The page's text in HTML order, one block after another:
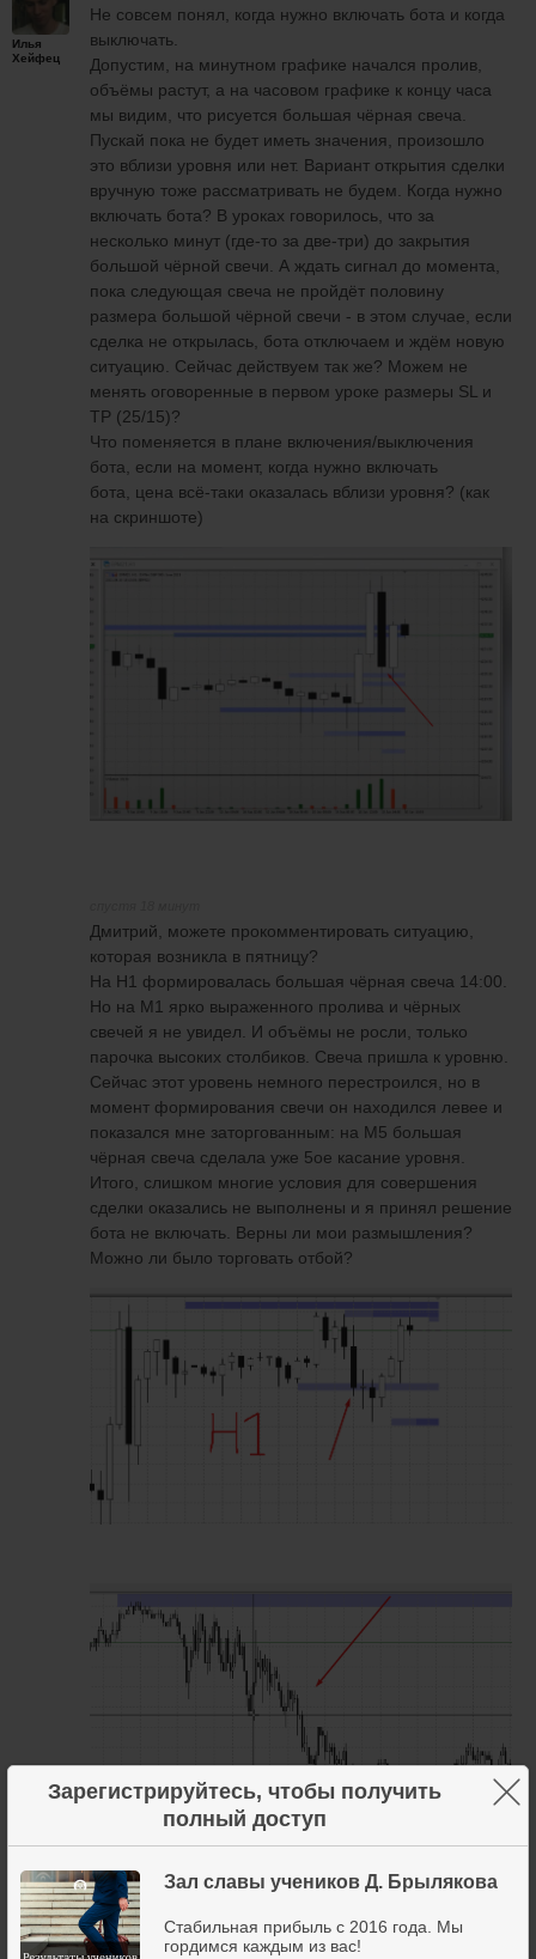
Зарегистрируйтесь, чтобы получить
полный доступ
Зал славы учеников Д. Брылякова
Стабильная прибыль с 2016 года. Мы
гордимся каждым из вас!
×
Илья
Хейфец
Не совсем понял, когда нужно включать бота и когда
выключать.
Допустим, на минутном графике начался пролив,
объёмы растут, а на часовом графике к концу часа
мы видим, что рисуется большая чёрная свеча.
Пускай пока не будет иметь значения, произошло
это вблизи уровня или нет. Вариант открытия сделки
вручную тоже рассматривать не будем. Когда нужно
включать бота? В уроках говорилось, что за
несколько минут (где-то за две-три) до закрытия
большой чёрной свечи. А ждать сигнал до момента,
пока следующая свеча не пройдёт половину
размера большой чёрной свечи - в этом случае, если
сделка не открылась, бота отключаем и ждём новую
ситуацию. Сейчас действуем так же? Можем не
менять оговоренные в первом уроке размеры SL и
TP (25/15)?
Что поменяется в плане включения/выключения
бота, если на момент, когда нужно включать
бота, цена всё-таки оказалась вблизи уровня? (как
на скриншоте)
Дмитрий, можете прокомментировать ситуацию,
которая возникла в пятницу?
На H1 формировалась большая чёрная свеча 14:00.
Но на M1 ярко выраженного пролива и чёрных
свечей я не увидел. И объёмы не росли, только
парочка высоких столбиков. Свеча пришла к уровню.
Сейчас этот уровень немного перестроился, но в
момент формирования свечи он находился левее и
показался мне заторгованным: на М5 большая
чёрная свеча сделала уже 5ое касание уровня.
Итого, слишком многие условия для совершения
сделки оказались не выполнены и я принял решение
бота не включать. Верны ли мои размышления?
Можно ли было торговать отбой?